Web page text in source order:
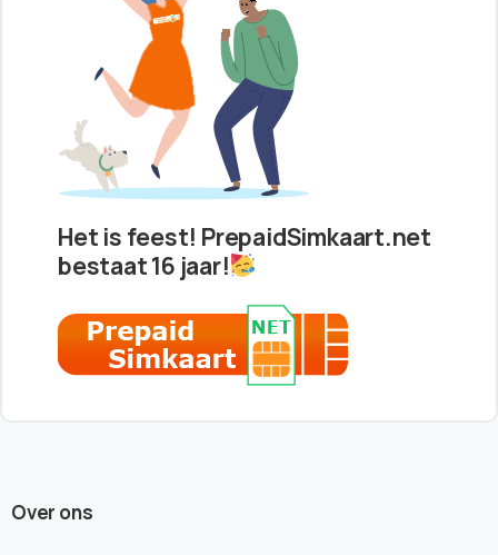
Het is feest! PrepaidSimkaart.net
bestaat 16 jaar!
Over ons